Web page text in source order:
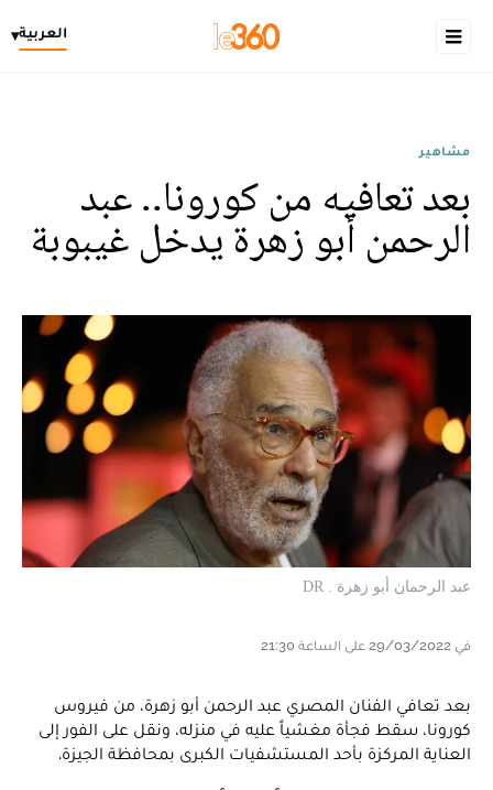
العربية▾
مشاهير
بعد تعافيه من كورونا.. عبد
الرحمن أبو زهرة يدخل غيبوبة
عبد الرحمان أبو زهرة . DR
في 29/03/2022 على الساعة 21:30
بعد تعافي الفنان المصري عبد الرحمن أبو زهرة، من فيروس
كورونا، سقط فجأة مغشياً عليه في منزله، ونقل على الفور إلى
العناية المركزة بأحد المستشفيات الكبرى بمحافظة الجيزة.